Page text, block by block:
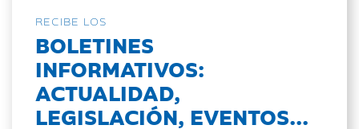
RECIBE LOS
BOLETINES
INFORMATIVOS:
ACTUALIDAD,
LEGISLACIÓN, EVENTOS...